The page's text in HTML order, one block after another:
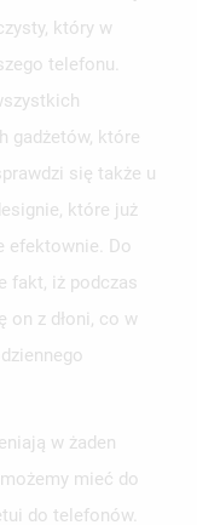
który w
telefonu.
gadżetów, które
się także u
które już
efektownie. Do
fakt, iż podczas
on z dłoni, co w
w żaden
mieć do
do telefonów.
NOWĄ LISTĘ
PRODUKTY NA
ZALOGUJ SIĘ